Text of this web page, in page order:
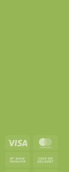
Visa
Bank